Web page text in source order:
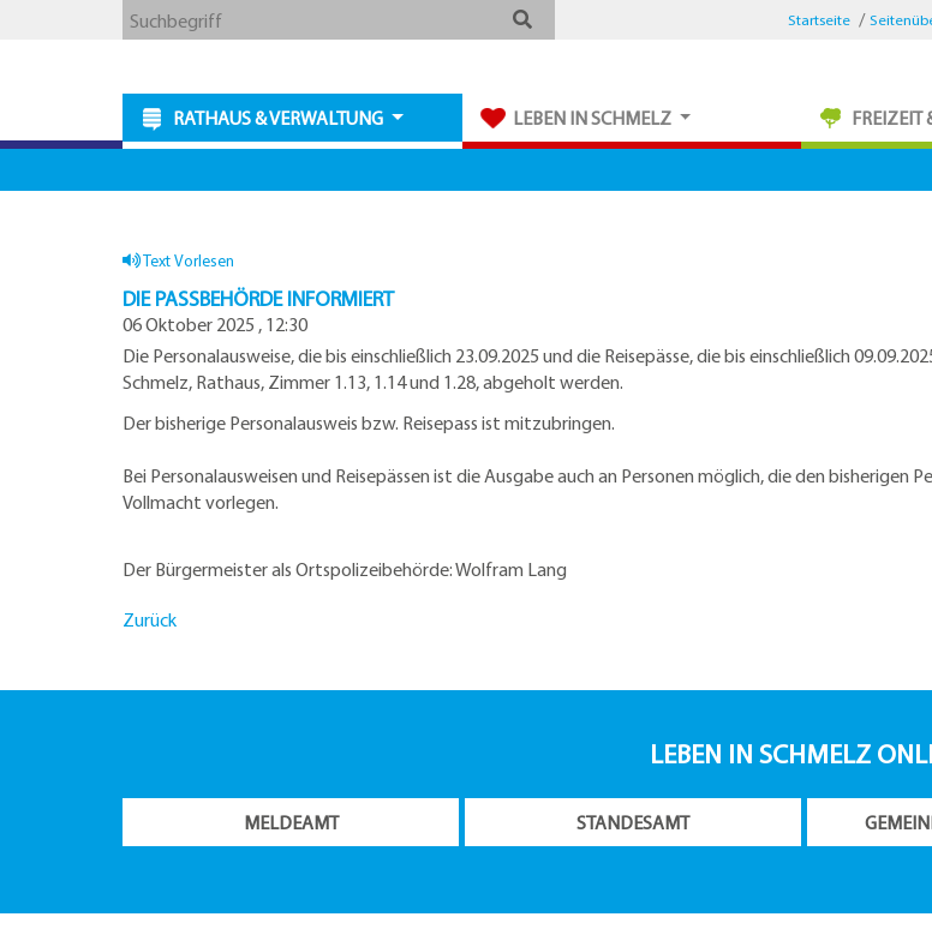
Webseite
Suchbegriff Startseite
RATHAUS & VERWALTUNG LEBEN IN SCHMELZ FREIZEIT
Text Vorlesen
DIE PASSBEHÖRDE INFORMIERT
06 Oktober 2025 , 12:30
Die Personalausweise, die bis einschließlich 23.09.2025 und die Reisepässe, die bis einschließlich
Schmelz, Rathaus, Zimmer 1.13, 1.14 und 1.28, abgeholt werden.
Der bisherige Personalausweis bzw. Reisepass ist mitzubringen.
Bei Personalausweisen und Reisepässen ist die Ausgabe auch an Personen möglich, die den bisherigen
Vollmacht vorlegen.
Der Bürgermeister als Ortspolizeibehörde: Wolfram Lang
Zurück
LEBEN IN SCHMELZ
MELDEAMT STANDESAMT